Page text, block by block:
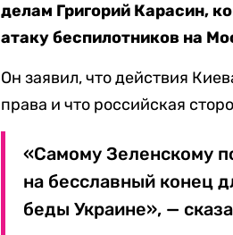
делам Григорий Карасин,
атаку беспилотников на
Он заявил, что действия
права и что российская
«Самому Зеленскому
на бесславный конец
беды Украине», —